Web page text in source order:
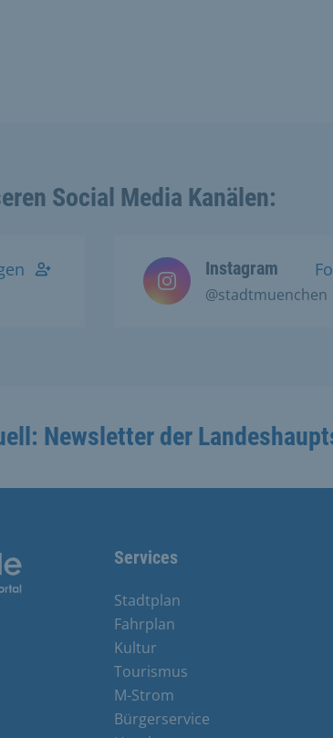
Social Media Kanälen:
Instagram
@stadtmuenchen
Newsletter der
Services
Stadtplan
Fahrplan
Kultur
Tourismus
M-Strom
Bürgerservice